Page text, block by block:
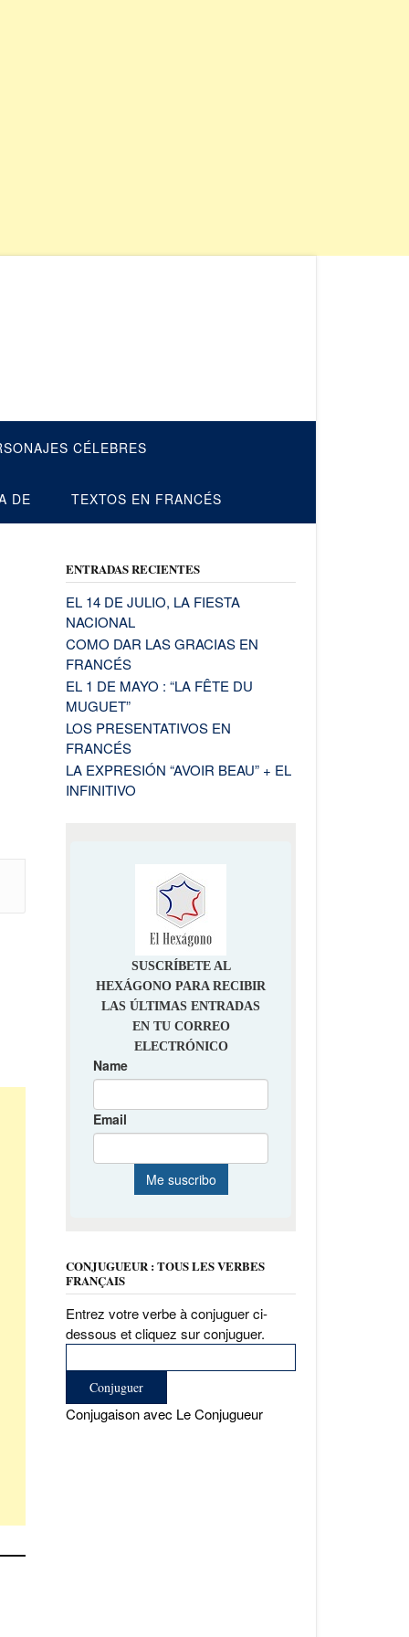
CÉLEBRES
DE TEXTOS EN FRANCÉS
ENTRADAS RECIENTES
EL 14 DE JULIO, LA FIESTA
NACIONAL
COMO DAR LAS GRACIAS EN
FRANCÉS
EL 1 DE MAYO : “LA FÊTE DU
MUGUET”
LOS PRESENTATIVOS EN
FRANCÉS
LA EXPRESIÓN “AVOIR BEAU” + EL
INFINITIVO
CONJUGUEUR : TOUS LES VERBES
FRANÇAIS
Entrez votre verbe à conjuguer ci-
dessous et cliquez sur conjuguer.
Conjugaison avec Le Conjugueur